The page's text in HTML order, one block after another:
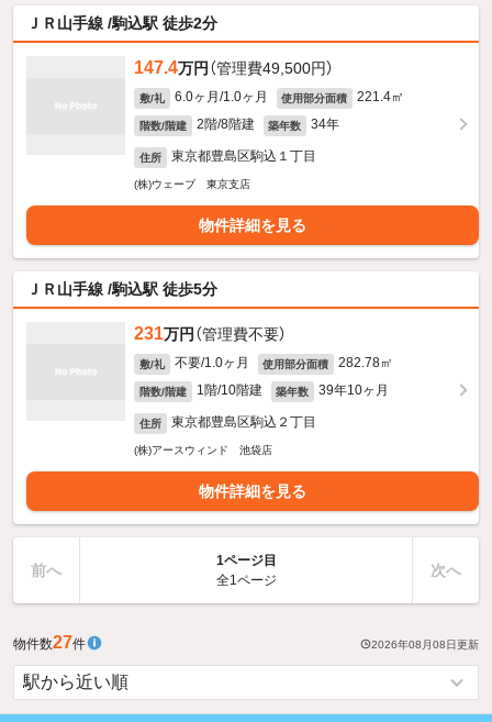
ＪＲ山手線 /駒込駅 徒歩2分
147.4万円 （管理費49,500円）
敷/礼 6.0ヶ月/1.0ヶ月 使用部分面積 221.4㎡
階数/階建 2階/8階建 築年数 34年
住所 東京都豊島区駒込１丁目
(株)ウェーブ 東京支店
物件詳細を見る
ＪＲ山手線 /駒込駅 徒歩5分
231万円 （管理費不要）
敷/礼 不要/1.0ヶ月 使用部分面積 282.78㎡
階数/階建 1階/10階建 築年数 39年10ヶ月
住所 東京都豊島区駒込２丁目
(株)アースウィンド 池袋店
物件詳細を見る
前へ
1ページ目
全1ページ
次へ
物件数27件 2026年08月08日更新